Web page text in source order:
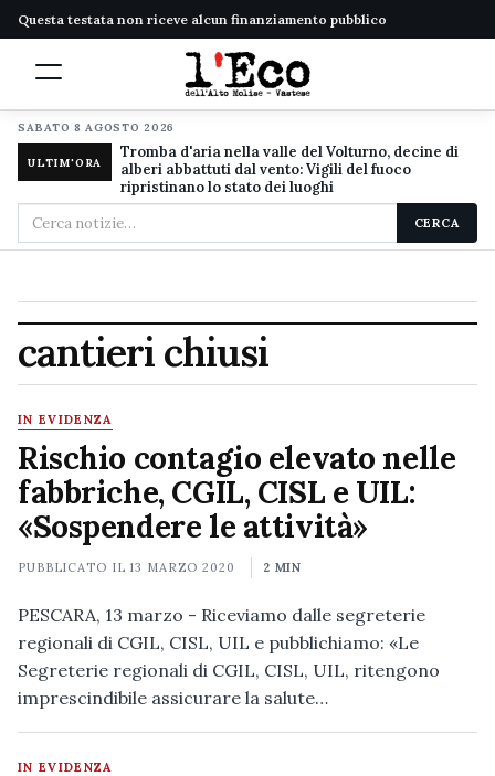
Questa testata non riceve alcun finanziamento pubblico
SABATO 8 AGOSTO 2026
ULTIM'ORA
Tromba d'aria nella valle del Volturno, decine di
alberi abbattuti dal vento: Vigili del fuoco
ripristinano lo stato dei luoghi
Cerca
nel
CERCA
cantieri chiusi
IN EVIDENZA
Rischio contagio elevato nelle
fabbriche, CGIL, CISL e UIL:
«Sospendere le attività»
PUBBLICATO IL13 MARZO 2020 2 MIN
PESCARA, 13 marzo - Riceviamo dalle segreterie
regionali di CGIL, CISL, UIL e pubblichiamo: «Le
Segreterie regionali di CGIL, CISL, UIL, ritengono
imprescindibile assicurare la salute…
IN EVIDENZA